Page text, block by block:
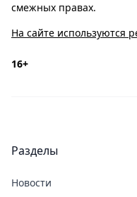
смежных правах.
На сайте используются
16+
Разделы
Новости